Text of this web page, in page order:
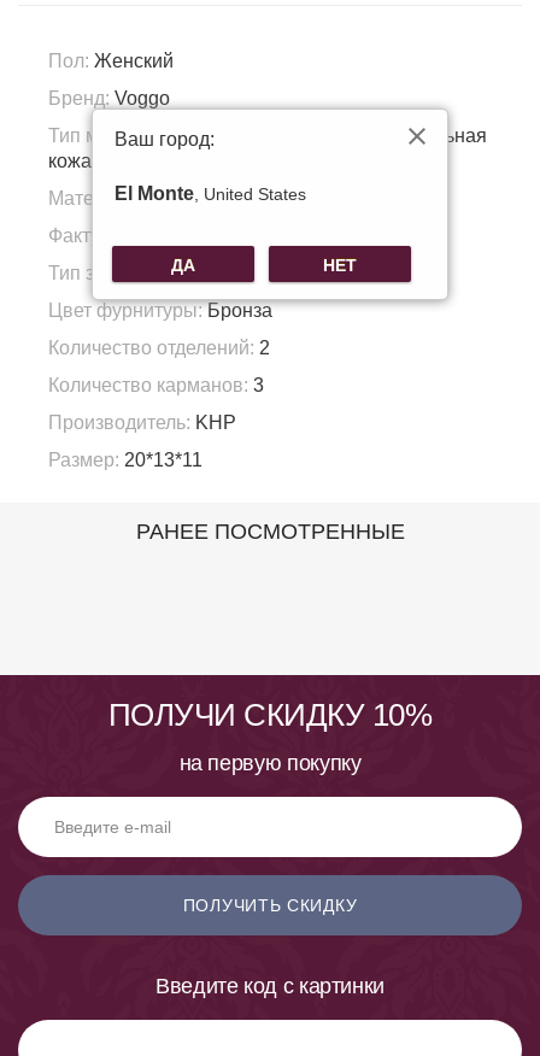
Пол: Женский
Бренд: Voggo
Тип материала:Натуральная кожа, Натуральная
кожа
Материал подкладка:Полиэстер
Фактура материала:
Тип застежки: Молния
Цвет фурнитуры:Бронза
Количество отделений: 2
Количество карманов: 3
Производитель: KHP
Размер: 20*13*11
РАНЕЕ ПОСМОТРЕННЫЕ
ПОЛУЧИ СКИДКУ 10%
на первую покупку
ПОЛУЧИТЬ СКИДКУ
Введите код с картинки
Ваш город:
El Monte , United States
ДА НЕТ